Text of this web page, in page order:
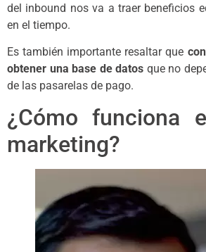
del inbound nos va a traer beneficios
en el tiempo.
Es también importante resaltar que
obtener una base de datos que no
de las pasarelas de pago.
¿Cómo funciona
marketing?